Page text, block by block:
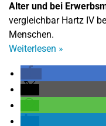
Alter und bei
vergleichbar Hartz IV
Menschen.
Weiterlesen »